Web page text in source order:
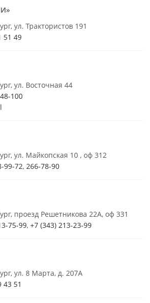
ул. Трактористов 191
51 49
ул. Восточная 44
100
ул. Майкопская 10 , оф 312
99-72, 266-78-90
проезд Решетникова 22А, оф 331
75-99, +7 (343) 213-23-99
ул. 8 Марта, д. 207А
43 51